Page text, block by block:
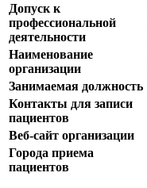
Допуск к
профессиональной
деятельности
Наименование
организации
Занимаемая должность
Контакты для записи
пациентов
Веб-сайт организации
Города приема
пациентов